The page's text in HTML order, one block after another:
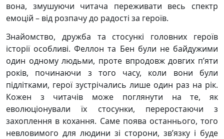
вона, змушуючи читача переживати весь спектр
емоцій – від розпачу до радості за героїв.
Знайомство, дружба та стосункі головних героїв
історії особливі. Феллон та Бен були не байдужими
один одному людьми, проте впродовж довгих п’яти
років, починаючи з того часу, коли вони були
підлітками, герої зустрічались лише один раз на рік.
Кожен з читачів може поглянути на те, як
еволюціонували їх стосунки, переростаючи з
захоплення в кохання. Саме поява останнього, того
невловимого для людини зі сторони, зв’язку і буде